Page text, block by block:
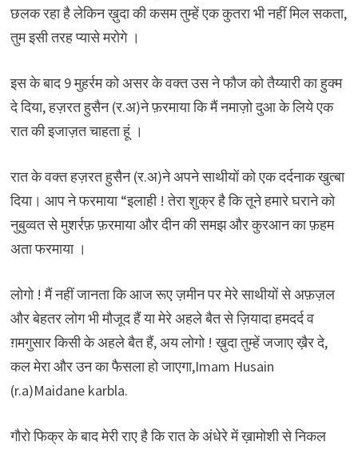
छलक रहा है लेकिन ख़ुदा की कसम तुम्हें एक कुतरा भी नहीं मिल सकता,
तुम इसी तरह प्यासे मरोगे ।
इस के बाद 9 मुहर्रम को असर के वक्त उस ने फौज को तैय्यारी का हुक्म
दे दिया, हज़रत हुसैन (र.अ)ने फ़रमाया कि मैं नमाज़ो दुआ के लिये एक
रात की इजाज़त चाहता हूं ।
रात के वक्त हज़रत हुसैन (र.अ)ने अपने साथीयों को एक दर्दनाक खुत्बा
दिया। आप ने फरमाया “इलाही ! तेरा शुक्र है कि तूने हमारे घराने को
नुबुव्वत से मुशर्रफ़ फ़रमाया और दीन की समझ और कुरआन का फ़हम
अता फरमाया ।
लोगो ! मैं नहीं जानता कि आज रूए ज़मीन पर मेरे साथीयों से अफ़ज़ल
और बेहतर लोग भी मौजूद हैं या मेरे अहले बैत से ज़ियादा हमदर्द व
ग़मगुसार किसी के अहले बैत हैं, अय लोगो ! ख़ुदा तुम्हें जजाए ख़ैर दे,
कल मेरा और उन का फैसला हो जाएगा,Imam Husain
(r.a)Maidane karbla.
गौरो फिक्र के बाद मेरी राए है कि रात के अंधेरे में ख़ामोशी से निकल